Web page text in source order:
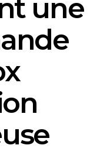
une